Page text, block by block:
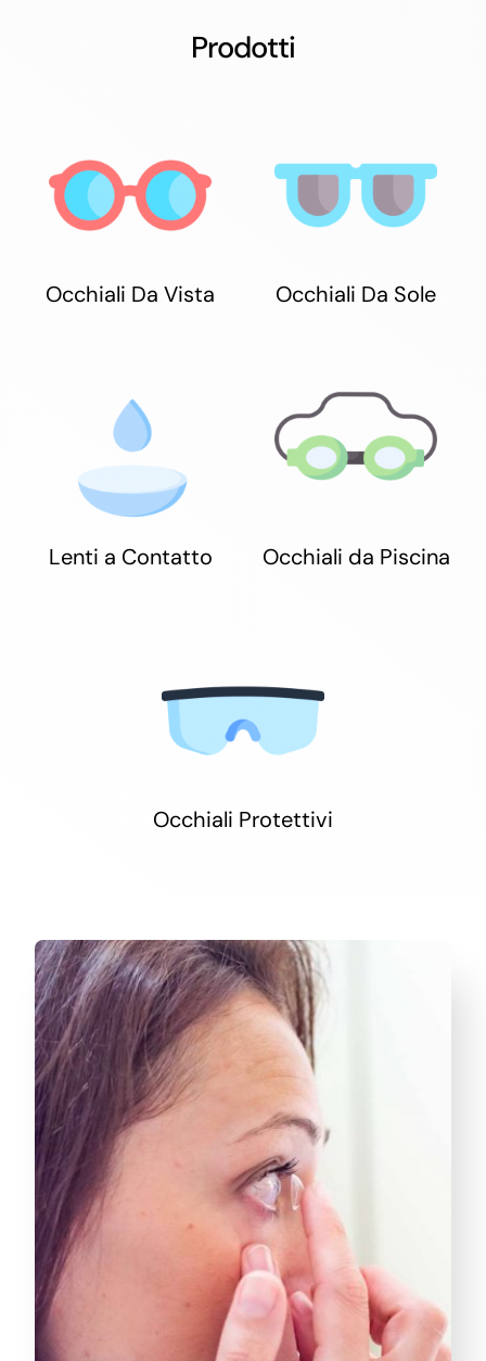
Prodotti
Occhiali Da Vista Occhiali Da Sole
Lenti a Contatto Occhiali da Piscina
Occhiali Protettivi